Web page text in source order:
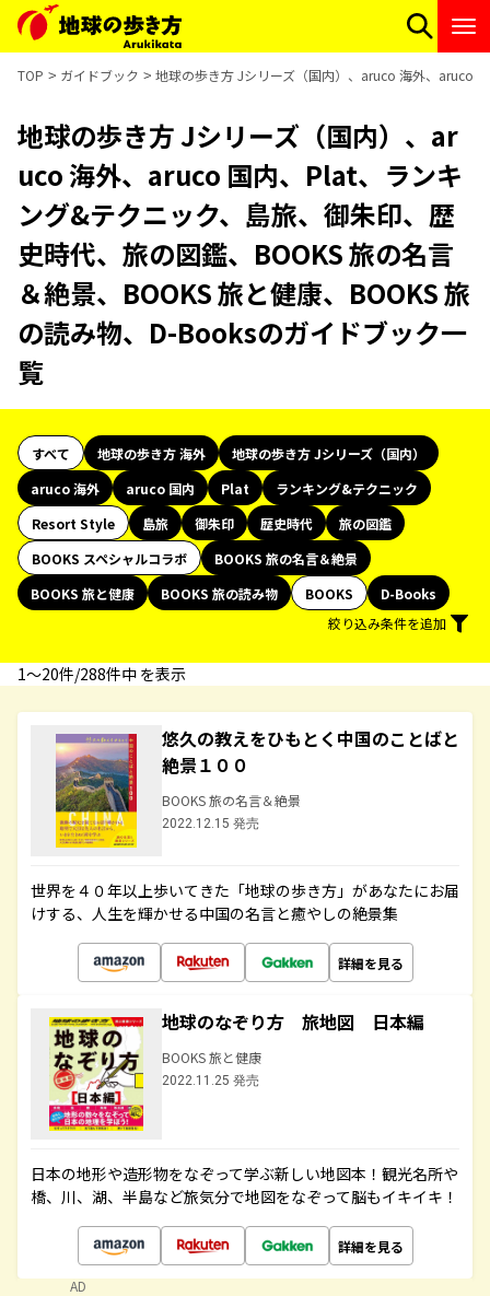
TOP ガイドブック 地球の歩き方 Jシリーズ（国内）、aruco 海外、aruco
地球の歩き方 Jシリーズ（国内）、ar
uco 海外、aruco 国内、Plat、ランキ
ング&テクニック、島旅、御朱印、歴
史時代、旅の図鑑、BOOKS 旅の名言
＆絶景、BOOKS 旅と健康、BOOKS 旅
の読み物、D-Booksのガイドブック一
覧
すべて 地球の歩き方 海外
地球の歩き方 Jシリーズ（国内）
aruco 海外
aruco 国内 Plat
ランキング&テクニック
Resort Style
島旅 御朱印 歴史時代
旅の図鑑
BOOKS スペシャルコラボ
BOOKS 旅の名言＆絶景
BOOKS 旅と健康
BOOKS 旅の読み物 BOOKS
D-Books
絞り込み条件を追加
1〜20件/288件中 を表示
悠久の教えをひもとく中国のことばと
絶景１００
BOOKS 旅の名言＆絶景
2022.12.15 発売
世界を４０年以上歩いてきた「地球の歩き方」があなたにお届
けする、人生を輝かせる中国の名言と癒やしの絶景集
詳細を見る
地球のなぞり方 旅地図 日本編
BOOKS 旅と健康
2022.11.25 発売
日本の地形や造形物をなぞって学ぶ新しい地図本！観光名所や
橋、川、湖、半島など旅気分で地図をなぞって脳もイキイキ！
詳細を見る
AD